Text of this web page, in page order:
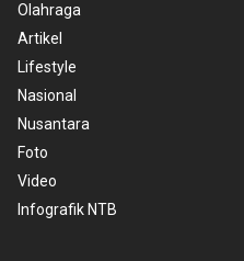
Olahraga
Artikel
Lifestyle
Nasional
Nusantara
Foto
Video
Infografik NTB